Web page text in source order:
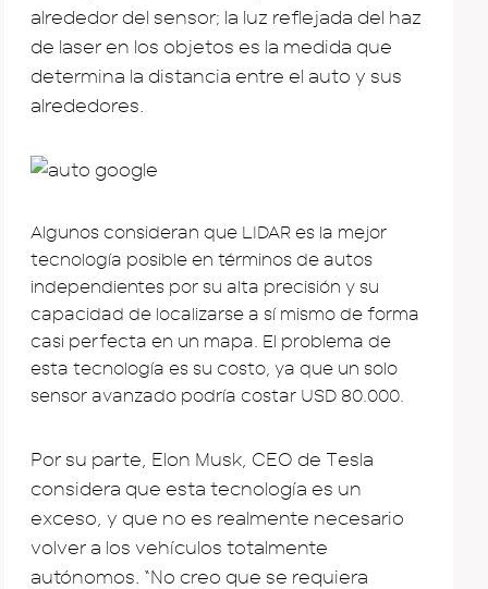
alrededor del sensor; la luz reflejada del haz
de laser en los objetos es la medida que
determina la distancia entre el auto y sus
alrededores.
Algunos consideran que LIDAR es la mejor
tecnología posible en términos de autos
independientes por su alta precisión y su
capacidad de localizarse a sí mismo de forma
casi perfecta en un mapa. El problema de
esta tecnología es su costo, ya que un solo
sensor avanzado podría costar USD 80.000.
Por su parte, Elon Musk, CEO de Tesla
considera que esta tecnología es un
exceso, y que no es realmente necesario
volver a los vehículos totalmente
autónomos. “No creo que se requiera